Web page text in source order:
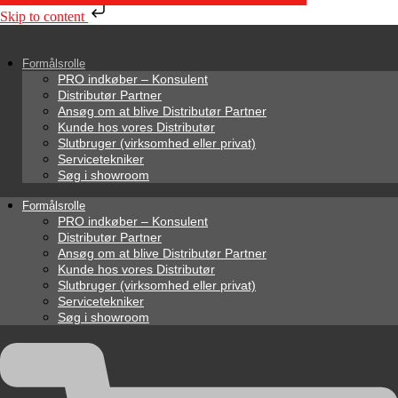
Skip to content
Formålsrolle
PRO indkøber – Konsulent
Distributør Partner
Ansøg om at blive Distributør Partner
Kunde hos vores Distributør
Slutbruger (virksomhed eller privat)
Servicetekniker
Søg i showroom
Formålsrolle
PRO indkøber – Konsulent
Distributør Partner
Ansøg om at blive Distributør Partner
Kunde hos vores Distributør
Slutbruger (virksomhed eller privat)
Servicetekniker
Søg i showroom